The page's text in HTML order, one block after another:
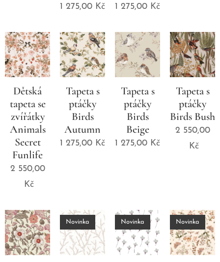
1 275,00 Kč 1 275,00 Kč
Dětská
tapeta se
zvířátky
Animals
Secret
Funlife
2 550,00
Kč
Tapeta s
ptáčky
Birds
Autumn
1 275,00 Kč
Tapeta s
ptáčky
Birds
Beige
1 275,00 Kč
Tapeta s
ptáčky
Birds Bush
2 550,00
Kč
Novinka Novinka Novinka